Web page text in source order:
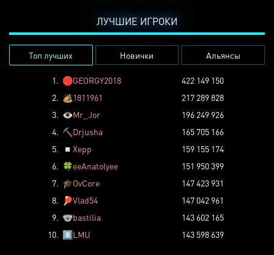
ЛУЧШИЕ ИГРОКИ
Топ лучших Новички Альянсы
1. 🛑GEORGY2018
422 149 150
2. 🏕️1811961
217 289 828
3. 👁️Mr_Jor
196 249 926
4. ⛏️ Drjusha
165 705 166
5.
◽ Xepp
159 155 174
6. 🍀eeAnatolyee
151 950 399
7. 🎓OvCore
147 423 931
8.
🏓Vlad54
147 042 961
9. 🐨bastilia
143 602 165
10. 8️⃣LMU 143 598 639